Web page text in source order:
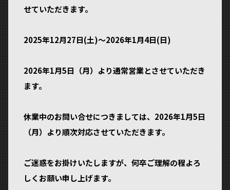
せていただきます。
2025年12月27日(土)～2026年1月4日(日)
2026年1月5日（月）より通常営業とさせていただき
ます。
休業中のお問い合せにつきましては、2026年1月5日
（月）より順次対応させていただきます。
ご迷惑をお掛けいたしますが、何卒ご理解の程よろ
しくお願い申し上げます。